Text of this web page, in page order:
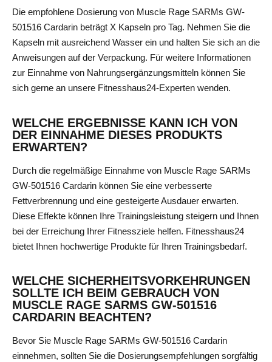
Die empfohlene Dosierung von Muscle Rage SARMs GW-
501516 Cardarin beträgt X Kapseln pro Tag. Nehmen Sie die
Kapseln mit ausreichend Wasser ein und halten Sie sich an die
Anweisungen auf der Verpackung. Für weitere Informationen
zur Einnahme von Nahrungsergänzungsmitteln können Sie
sich gerne an unsere Fitnesshaus24-Experten wenden.
WELCHE ERGEBNISSE KANN ICH VON
DER EINNAHME DIESES PRODUKTS
ERWARTEN?
Durch die regelmäßige Einnahme von Muscle Rage SARMs
GW-501516 Cardarin können Sie eine verbesserte
Fettverbrennung und eine gesteigerte Ausdauer erwarten.
Diese Effekte können Ihre Trainingsleistung steigern und Ihnen
bei der Erreichung Ihrer Fitnessziele helfen. Fitnesshaus24
bietet Ihnen hochwertige Produkte für Ihren Trainingsbedarf.
WELCHE SICHERHEITSVORKEHRUNGEN
SOLLTE ICH BEIM GEBRAUCH VON
MUSCLE RAGE SARMS GW-501516
CARDARIN BEACHTEN?
Bevor Sie Muscle Rage SARMs GW-501516 Cardarin
einnehmen, sollten Sie die Dosierungsempfehlungen sorgfältig